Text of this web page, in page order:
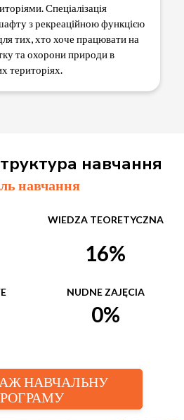
Спеціалізація
з рекреаційною функцією
тих, хто хоче працювати на
та охорони природи в
територіях.
навчання
навчання
WIEDZA TEORETYCZNA
16%
NUDNE ZAJĘCIA
0%
НАВЧАЛЬНУ